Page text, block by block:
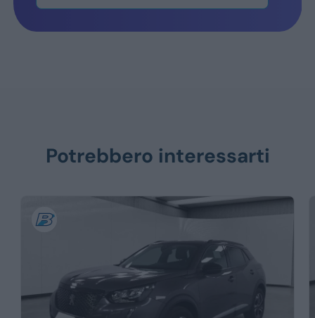
Potrebbero interessarti